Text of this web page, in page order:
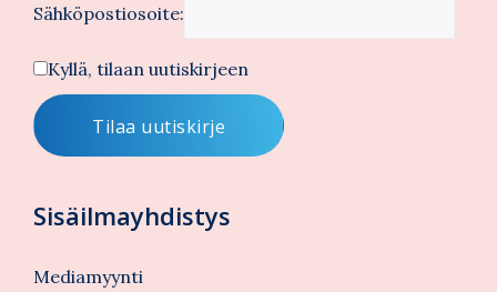
Sähköpostiosoite:
Kyllä, tilaan uutiskirjeen
Sisäilmayhdistys
Mediamyynti